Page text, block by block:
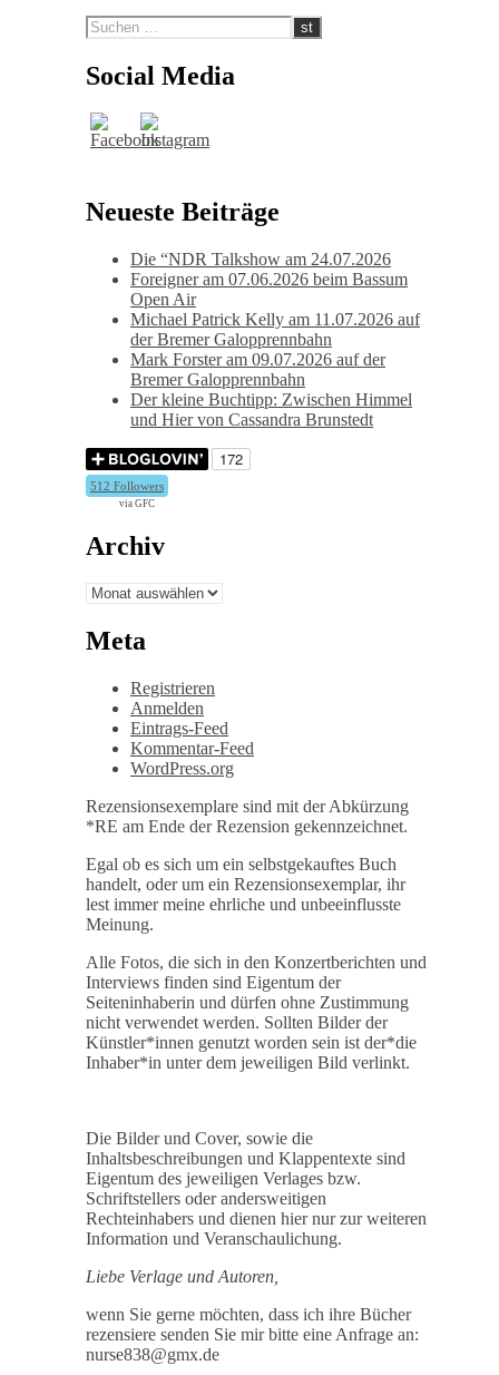
Social Media
Neueste Beiträge
Die “NDR Talkshow am 24.07.2026
Foreigner am 07.06.2026 beim Bassum
Open Air
Michael Patrick Kelly am 11.07.2026 auf
der Bremer Galopprennbahn
Mark Forster am 09.07.2026 auf der
Bremer Galopprennbahn
Der kleine Buchtipp: Zwischen Himmel
und Hier von Cassandra Brunstedt
512 Followers
via GFC
Archiv
Archiv
Meta
Registrieren
Anmelden
Eintrags-Feed
Kommentar-Feed
WordPress.org
Rezensionsexemplare sind mit der Abkürzung
*RE am Ende der Rezension gekennzeichnet.
Egal ob es sich um ein selbstgekauftes Buch
handelt, oder um ein Rezensionsexemplar, ihr
lest immer meine ehrliche und unbeeinflusste
Meinung.
Alle Fotos, die sich in den Konzertberichten und
Interviews finden sind Eigentum der
Seiteninhaberin und dürfen ohne Zustimmung
nicht verwendet werden. Sollten Bilder der
Künstler*innen genutzt worden sein ist der*die
Inhaber*in unter dem jeweiligen Bild verlinkt.
Die Bilder und Cover, sowie die
Inhaltsbeschreibungen und Klappentexte sind
Eigentum des jeweiligen Verlages bzw.
Schriftstellers oder andersweitigen
Rechteinhabers und dienen hier nur zur weiteren
Information und Veranschaulichung.
Liebe Verlage und Autoren,
wenn Sie gerne möchten, dass ich ihre Bücher
rezensiere senden Sie mir bitte eine Anfrage an:
nurse838@gmx.de